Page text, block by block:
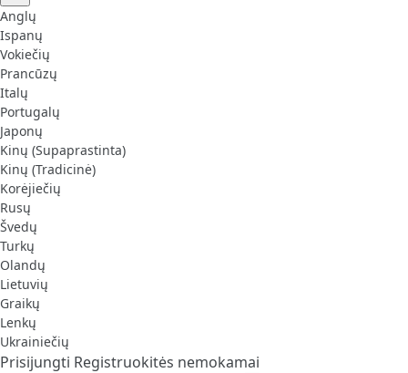
Anglų
Ispanų
Vokiečių
Prancūzų
Italų
Portugalų
Japonų
Kinų (Supaprastinta)
Kinų (Tradicinė)
Korėjiečių
Rusų
Švedų
Turkų
Olandų
Lietuvių
Graikų
Lenkų
Ukrainiečių
Prisijungti Registruokitės nemokamai